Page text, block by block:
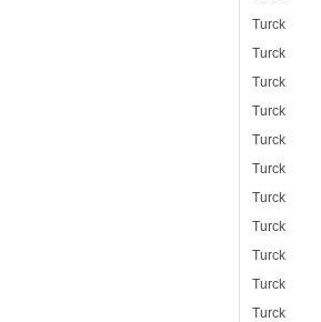
Turck
Turck
Turck
Turck
Turck
Turck
Turck
Turck
Turck
Turck
Turck